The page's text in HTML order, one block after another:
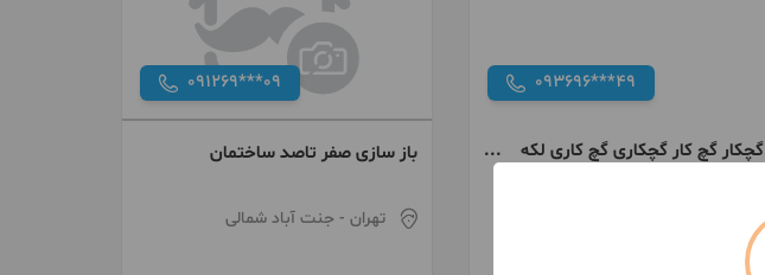
093696***49
گچکار گچ کار گچکاری گچ کاری لکه
091269***09
باز سازی صفر تاصد ساختمان
تهران - جنت آباد شمالی